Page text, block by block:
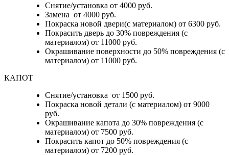
Снятие/установка от 4000 руб.
Замена от 4000 руб.
Покраска новой двери(с материалом) от 6300 руб.
Покрасить дверь до 30% повреждения (с
материалом) от 11000 руб.
Окрашивание поверхности до 50% повреждения (с
материалом) от 11000 руб.
КАПОТ
Снятие/установка от 1500 руб.
Покраска новой детали (с материалом) от 9000
руб.
Окрашивание капота до 30% повреждения (с
материалом) от 7500 руб.
Покрасить капот до 50% повреждения (с
материалом) от 7200 руб.